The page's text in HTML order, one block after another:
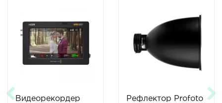
Видеорекордер
Рефлектор Profoto